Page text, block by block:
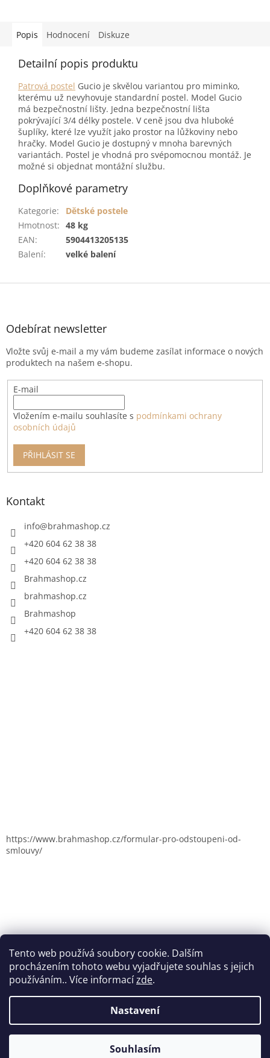
Tento web používá soubory cookie. Dalším
procházením tohoto webu vyjadřujete souhlas s jejich
používáním.. Více informacízde.
Nastavení
Souhlasím
Popis Hodnocení Diskuze
Detailní popis produktu
Patrová postel Gucio je skvělou variantou pro miminko,
kterému už nevyhovuje standardní postel. Model Gucio
má bezpečnostní lišty. Jedna bezpečnostní lišta
pokrývající 3/4 délky postele. V ceně jsou dva hluboké
šuplíky, které lze využít jako prostor na lůžkoviny nebo
hračky. Model Gucio je dostupný v mnoha barevných
variantách. Postel je vhodná pro svépomocnou montáž. Je
možné si objednat montážní službu.
Doplňkové parametry
Kategorie:
Dětské postele
Hmotnost: 48 kg
EAN:
5904413205135
Balení: velké balení
Z
Odebírat newsletter
Vložte svůj e-mail a my vám budeme zasílat informace o nových
produktech na našem e-shopu.
E-mail
Vložením e-mailu souhlasíte s podmínkami ochrany
osobních údajů
PŘIHLÁSIT SE
Kontakt
info@brahmashop.cz
+420 604 62 38 38
+420 604 62 38 38
Brahmashop.cz
brahmashop.cz
Brahmashop
+420 604 62 38 38
https://www.brahmashop.cz/formular-pro-odstoupeni-od-
smlouvy/
Vytvořil Shoptet
Brahmashop.cz. Všechna práva vyhrazena.